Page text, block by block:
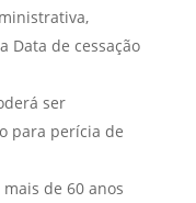
Data de cessação
ser
para perícia de
de 60 anos